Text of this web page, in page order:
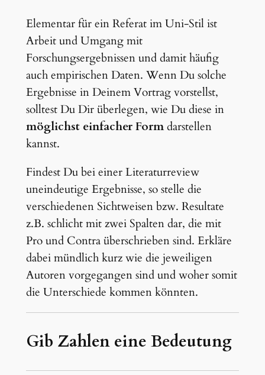
Elementar für ein Referat im Uni-Stil ist
Arbeit und Umgang mit
Forschungsergebnissen und damit häufig
auch empirischen Daten. Wenn Du solche
Ergebnisse in Deinem Vortrag vorstellst,
solltest Du Dir überlegen, wie Du diese in
möglichst einfacher Formdarstellen
kannst.
Findest Du bei einer Literaturreview
uneindeutige Ergebnisse, so stelle die
verschiedenen Sichtweisen bzw. Resultate
z.B. schlicht mit zwei Spalten dar, die mit
Pro und Contra überschrieben sind. Erkläre
dabei mündlich kurz wie die jeweiligen
Autoren vorgegangen sind und woher somit
die Unterschiede kommen könnten.
Gib Zahlen eine Bedeutung